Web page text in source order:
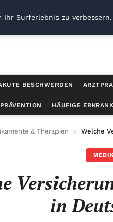
BESCHWERDEN
HÄUFIGE
& Therapien Welche
in
Ihr Surferlebnis zu